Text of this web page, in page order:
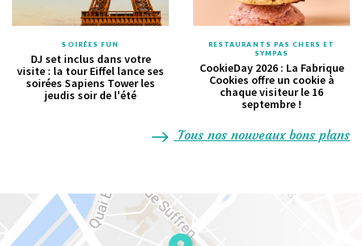
SOIRÉES FUN
DJ set inclus dans votre
visite : la tour Eiffel lance ses
soirées Sapiens Tower les
jeudis soir de l'été
RESTAURANTS PAS CHERS ET
SYMPAS
CookieDay 2026 : La Fabrique
Cookies offre un cookie à
chaque visiteur le 16
septembre !
Tous nos nouveaux bons plans